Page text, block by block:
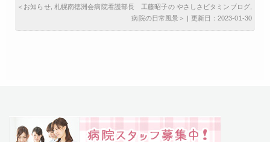
＜ お知らせ, 札幌南徳洲会病院看護部長 工藤昭子の やさしさビタミンブログ,
病院の日常風景 ＞ | 更新日：2023-01-30